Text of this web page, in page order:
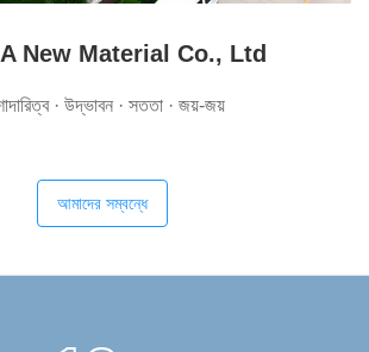
New Material Co., Ltd
· উদ্ভাবন · সততা · জয়-জয়
আমাদের সম্বন্ধে